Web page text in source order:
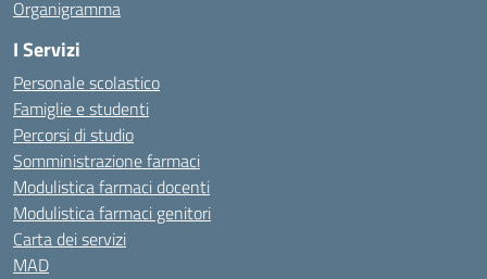
Organigramma
I Servizi
Personale scolastico
Famiglie e studenti
Percorsi di studio
Somministrazione farmaci
Modulistica farmaci docenti
Modulistica farmaci genitori
Carta dei servizi
MAD